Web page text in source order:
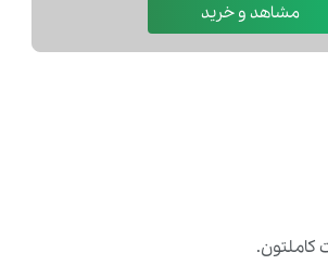
مشاهد و خرید
کاملتون.